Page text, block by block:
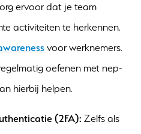
ervoor dat je team
activiteiten te herkennen.
voor werknemers.
oefenen met nep-
hierbij helpen.
(2FA): Zelfs als